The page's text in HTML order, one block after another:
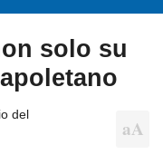
solo su
del